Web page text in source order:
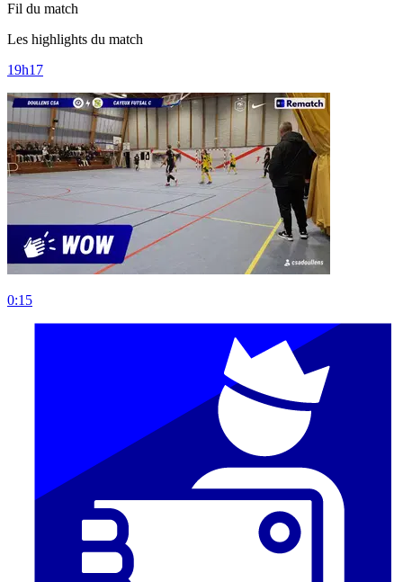
Fil du match
Les highlights du match
19h17
0:15